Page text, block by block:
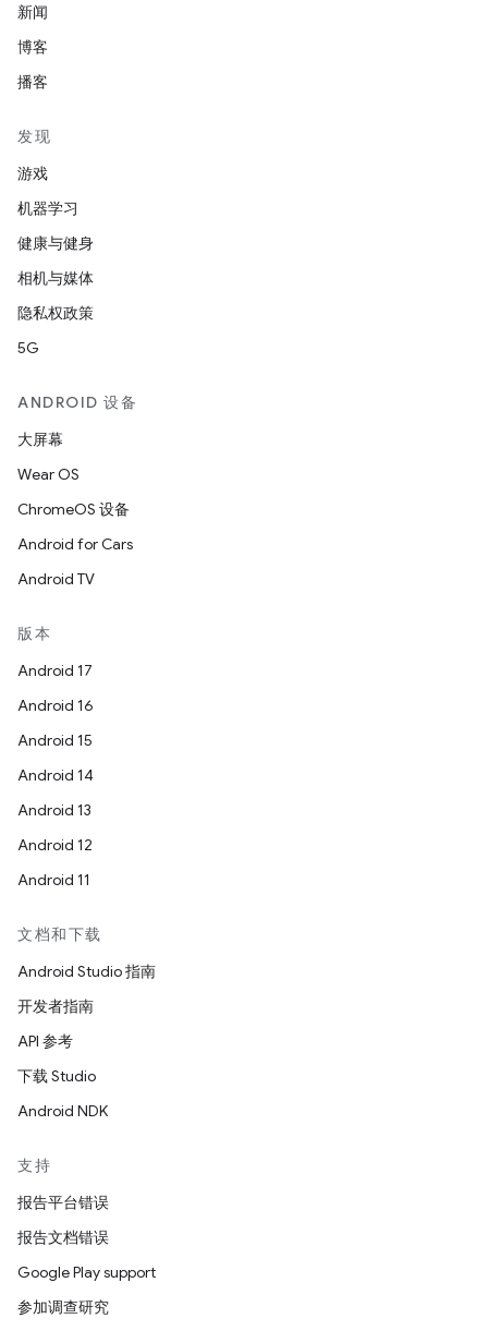
新闻
博客
播客
发现
游戏
机器学习
健康与健身
相机与媒体
隐私权政策
5G
ANDROID 设备
大屏幕
Wear OS
ChromeOS 设备
Android for Cars
Android TV
版本
Android 17
Android 16
Android 15
Android 14
Android 13
Android 12
Android 11
文档和下载
Android Studio 指南
开发者指南
API 参考
下载 Studio
Android NDK
支持
报告平台错误
报告文档错误
Google Play support
参加调查研究